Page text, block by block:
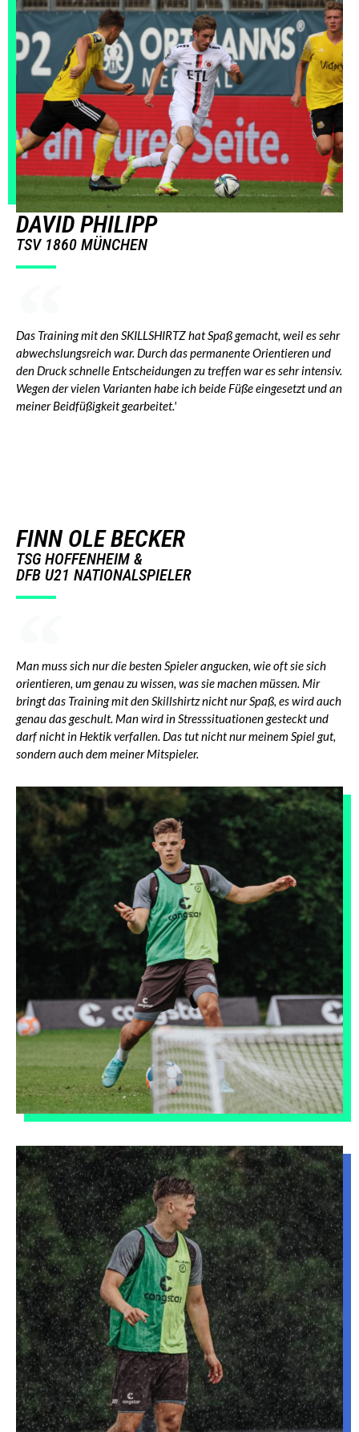
DAVID PHILIPP
TSV 1860 MÜNCHEN
Das Training mit den SKILLSHIRTZ hat Spaß gemacht, weil es sehr
abwechslungsreich war. Durch das permanente Orientieren und
den Druck schnelle Entscheidungen zu treffen war es sehr intensiv.
Wegen der vielen Varianten habe ich beide Füße eingesetzt und an
meiner Beidfüßigkeit gearbeitet.'
FINN OLE BECKER
TSG HOFFENHEIM &
DFB U21 NATIONALSPIELER
Man muss sich nur die besten Spieler angucken, wie oft sie sich
orientieren, um genau zu wissen, was sie machen müssen. Mir
bringt das Training mit den Skillshirtz nicht nur Spaß, es wird auch
genau das geschult. Man wird in Stresssituationen gesteckt und
darf nicht in Hektik verfallen. Das tut nicht nur meinem Spiel gut,
sondern auch dem meiner Mitspieler.